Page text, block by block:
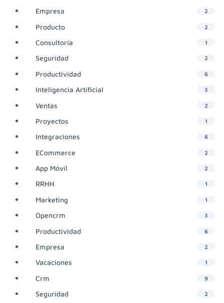
Empresa 2
Producto 2
Consultoría 1
Seguridad 2
Productividad 6
Inteligencia Artificial 3
Ventas 2
Proyectos 1
Integraciones 6
ECommerce 2
App Móvil 2
RRHH 1
Marketing 1
Opencrm 3
Productividad 6
Empresa 2
Vacaciones 1
Crm 9
Seguridad 2